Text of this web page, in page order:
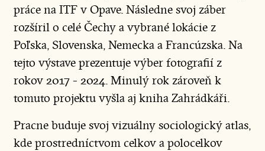
práce na ITF v Opave. Následne svoj záber
rozšíril o celé Čechy a vybrané lokácie z
Poľska, Slovenska, Nemecka a Francúzska. Na
tejto výstave prezentuje výber fotografií z
rokov 2017 - 2024. Minulý rok zároveň k
tomuto projektu vyšla aj kniha Zahrádkáři.
Pracne buduje svoj vizuálny sociologický atlas,
kde prostredníctvom celkov a polocelkov